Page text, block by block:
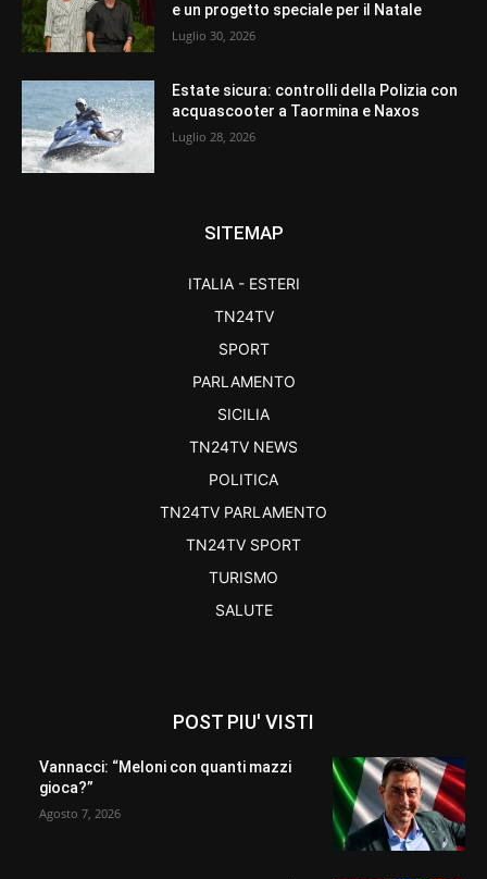
e un progetto speciale per il Natale
Luglio 30, 2026
Estate sicura: controlli della Polizia con
acquascooter a Taormina e Naxos
Luglio 28, 2026
SITEMAP
ITALIA - ESTERI
TN24TV
SPORT
PARLAMENTO
SICILIA
TN24TV NEWS
POLITICA
TN24TV PARLAMENTO
TN24TV SPORT
TURISMO
SALUTE
POST PIU' VISTI
Vannacci: “Meloni con quanti mazzi
gioca?”
Agosto 7, 2026